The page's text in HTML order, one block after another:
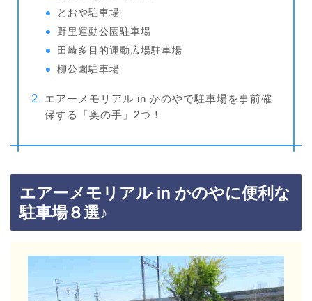
とおや駐車場
野里運動公園駐車場
田崎多目的運動広場駐車場
柳公園駐車場
エアーメモリアル in かのやで駐車場を事前確
保する「奥の手」2つ！
エアーメモリアル in かのやに便利な
駐車場８選♪